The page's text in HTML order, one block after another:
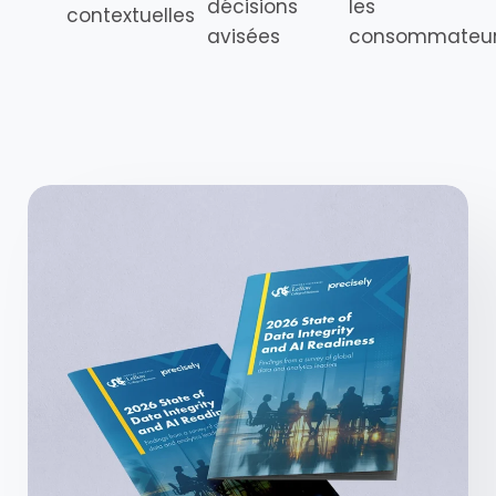
contextuelles décisions
avisées
les